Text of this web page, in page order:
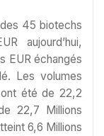
45 biotechs
aujourd’hui,
EUR échangés
Les volumes
ont été de 22,2
22,7 Millions
6,6 Millions